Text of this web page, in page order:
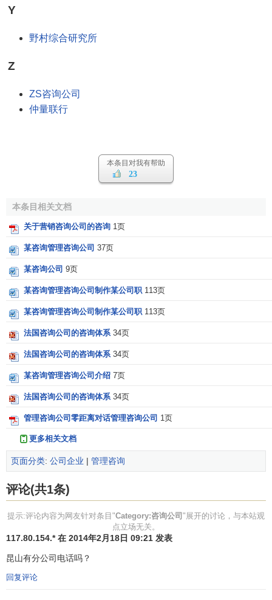
Y
野村综合研究所
Z
ZS咨询公司
仲量联行
本条目对我有帮助
23
本条目相关文档
关于营销咨询公司的咨询 1页
某咨询管理咨询公司 37页
某咨询公司 9页
某咨询管理咨询公司制作某公司职 113页
某咨询管理咨询公司制作某公司职 113页
法国咨询公司的咨询体系 34页
法国咨询公司的咨询体系 34页
某咨询管理咨询公司介绍 7页
法国咨询公司的咨询体系 34页
管理咨询公司零距离对话管理咨询公司 1页
更多相关文档
页面分类: 公司企业 | 管理咨询
评论(共1条)
提示:评论内容为网友针对条目"Category:咨询公司 "展开的讨论，与本站观
点立场无关。
117.80.154.* 在 2014年2月18日 09:21 发表
昆山有分公司电话吗？
回复评论